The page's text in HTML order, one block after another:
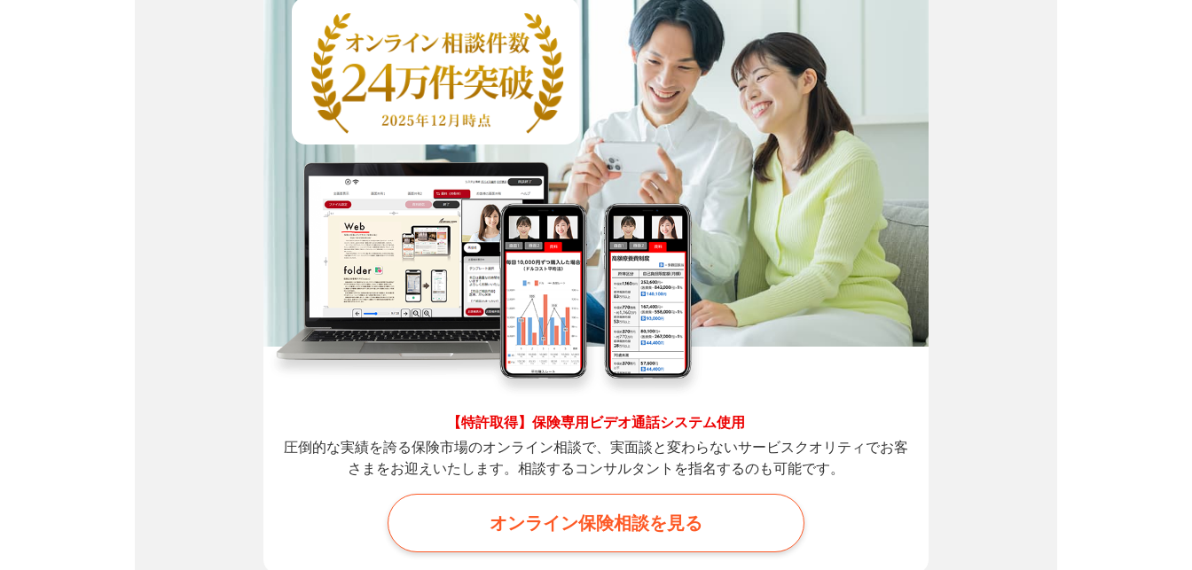
【特許取得】保険専用ビデオ通話システム使用
圧倒的な実績を誇る保険市場のオンライン相談で、実面談と変わらないサービスクオリティでお客
さまをお迎えいたします。相談するコンサルタントを指名するのも可能です。
オンライン保険相談を見る